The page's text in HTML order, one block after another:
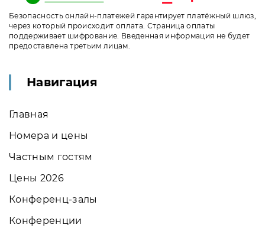
Безопасность онлайн-платежей гарантирует платёжный шлюз,
через который происходит оплата. Страница оплаты
поддерживает шифрование. Введенная информация не будет
предоставлена третьим лицам.
Навигация
Главная
Номера и цены
Частным гостям
Цены 2026
Конференц-залы
Конференции